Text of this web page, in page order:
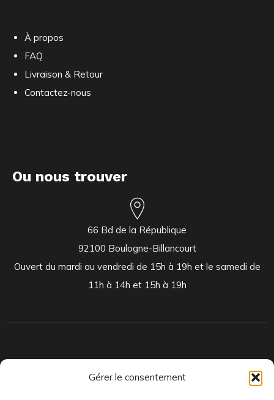
Gérer le consentement
À propos
FAQ
Livraison & Retour
Contactez-nous
Ou nous trouver
66 Bd de la République
92100 Boulogne-Billancourt
Ouvert du mardi au vendredi de 15h à 19h et le samedi de
11h à 14h et 15h à 19h
toujours des pépites musicales, dont des vinyles rares et exclusifs.